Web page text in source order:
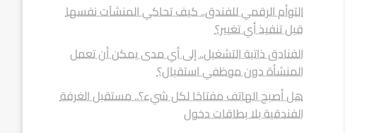
التوأم الرقمي للفندق.. كيف تحاكي المنشآت نفسها
قبل تنفيذ أي تغيير؟
الفنادق ذاتية التشغيل.. إلى أي مدى يمكن أن تعمل
المنشأة دون موظفي استقبال؟
هل أصبح الهاتف مفتاحًا لكل شيء؟.. مستقبل الغرفة
الفندقية بلا بطاقات دخول